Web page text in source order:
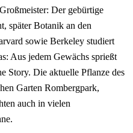
Der gebürtige
später Botanik an den
sowie Berkeley studiert
Aus jedem Gewächs sprießt
Story. Die aktuelle Pflanze des
Garten Rombergpark,
auch in vielen